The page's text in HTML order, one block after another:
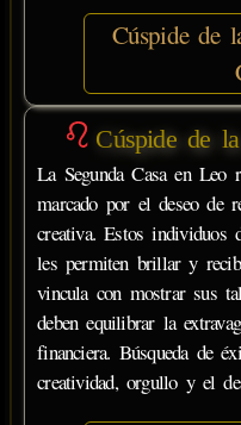
Cúspide de
Cúspide de
La Segunda Casa en Leo
marcado por el deseo de
creativa. Estos individuos
les permiten brillar y
vincula con mostrar sus
deben equilibrar la
financiera. Búsqueda de
creatividad, orgullo y el